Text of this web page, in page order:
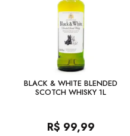
BLACK & WHITE BLENDED
SCOTCH WHISKY 1L
R$ 99,99